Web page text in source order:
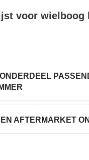
voor wielboog
AFTERMARKET